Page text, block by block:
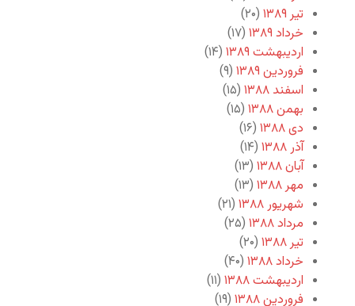
تیر ۱۳۸۹
(۲۰)
خرداد ۱۳۸۹
(۱۷)
اردیبهشت ۱۳۸۹
(۱۴)
فروردین ۱۳۸۹
(۹)
اسفند ۱۳۸۸
(۱۵)
بهمن ۱۳۸۸
(۱۵)
دی ۱۳۸۸
(۱۶)
آذر ۱۳۸۸
(۱۴)
آبان ۱۳۸۸
(۱۳)
مهر ۱۳۸۸
(۱۳)
شهریور ۱۳۸۸
(۲۱)
مرداد ۱۳۸۸
(۲۵)
تیر ۱۳۸۸
(۲۰)
خرداد ۱۳۸۸
(۴۰)
اردیبهشت ۱۳۸۸
(۱۱)
فروردین ۱۳۸۸
(۱۹)